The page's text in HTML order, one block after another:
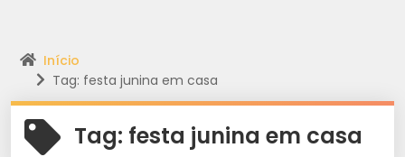
Início
Tag: festa junina em casa
Tag: festa junina em casa